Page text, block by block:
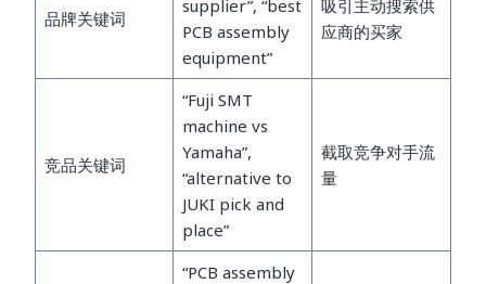
品牌关键词
supplier”, “best
PCB assembly
equipment”
吸引主动搜索供
应商的买家
竞品关键词
“Fuji SMT
machine vs
Yamaha”,
“alternative to
JUKI pick and
place”
截取竞争对手流
量
“PCB assembly